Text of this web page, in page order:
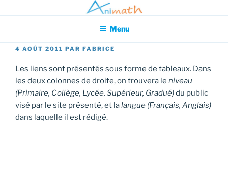
au
principal
Association pour l'Animation en Mathématiques
Menu
PUBLIÉ
4 AOÛT 2011 PAR FABRICE
Les liens sont présentés sous forme de tableaux. Dans
les deux colonnes de droite, on trouvera le niveau
(Primaire, Collège, Lycée, Supérieur, Gradué)du public
visé par le site présenté, et lalangue (Français, Anglais)
dans laquelle il est rédigé.